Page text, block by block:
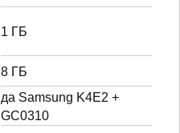
1 ГБ
8 ГБ
да Samsung K4E2 +
GC0310